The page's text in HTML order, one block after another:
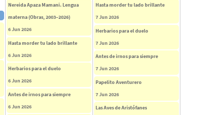
Nereida Apaza Mamani. Lengua
materna (Obras, 2003–2026)
6 Jun 2026
Hasta morder tu lado brillante
6 Jun 2026
Herbarios para el duelo
6 Jun 2026
Antes de irnos para siempre
6 Jun 2026
Hasta morder tu lado brillante
7 Jun 2026
Herbarios para el duelo
7 Jun 2026
Antes de irnos para siempre
7 Jun 2026
Papelito Aventurero
7 Jun 2026
Las Aves de Aristófanes